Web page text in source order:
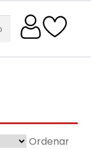
Ordenar